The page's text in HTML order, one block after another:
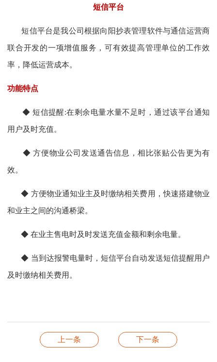
短信平台
短信平台是我公司根据向阳抄表管理软件与通信运营商
联合开发的一项增值服务，可有效提高管理单位的工作效
率，降低运营成本。
功能特点
◆ 短信提醒:在剩余电量水量不足时，通过该平台通知
用户及时充值。
◆ 方便物业公司发送通告信息，相比张贴公告更为有
效。
◆ 方便物业通知业主及时缴纳相关费用，快速搭建物业
和业主之间的沟通桥梁。
◆ 在业主售电时及时发送充值金额和剩余电量。
◆ 当到达报警电量时，短信平台自动发送短信提醒用户
及时缴纳相关费用。
上一条 下一条